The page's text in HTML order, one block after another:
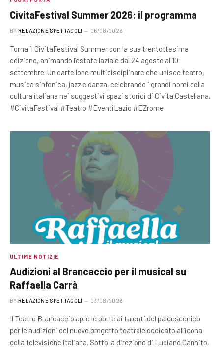
CivitaFestival Summer 2026: il programma
BY REDAZIONE SPETTACOLI 06/08/2026
Torna il CivitaFestival Summer con la sua trentottesima
edizione, animando l’estate laziale dal 24 agosto al 10
settembre. Un cartellone multidisciplinare che unisce teatro,
musica sinfonica, jazz e danza, celebrando i grandi nomi della
cultura italiana nei suggestivi spazi storici di Civita Castellana.
#CivitaFestival #Teatro #EventiLazio #EZrome
ULTIME NOTIZIE
Audizioni al Brancaccio per il musical su
Raffaella Carrà
BY REDAZIONE SPETTACOLI 03/08/2026
Il Teatro Brancaccio apre le porte ai talenti del palcoscenico
per le audizioni del nuovo progetto teatrale dedicato all’icona
della televisione italiana. Sotto la direzione di Luciano Cannito,